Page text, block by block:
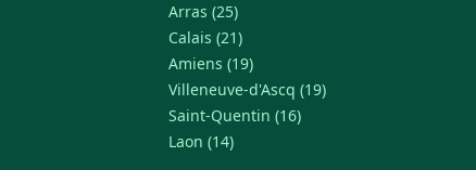
Arras (25)
Calais (21)
Amiens (19)
Villeneuve-d'Ascq (19)
Saint-Quentin (16)
Laon (14)